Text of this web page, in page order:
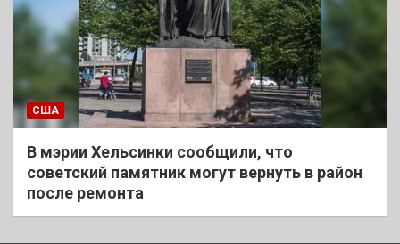
США
В мэрии Хельсинки сообщили, что
советский памятник могут вернуть в район
после ремонта